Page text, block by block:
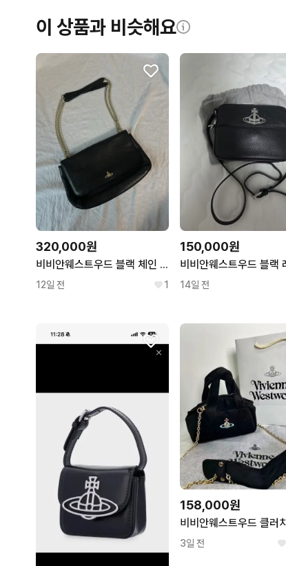
이 상품과 비슷해요
320,000원
비비안웨스트우드 블랙 체인 숄더백 크로스백 에눌 x
12일 전 1
150,000원
14일 전
158,000원
3일 전